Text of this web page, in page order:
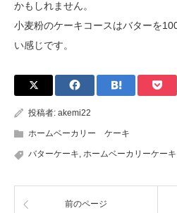
かもしれません。
小麦粉のケーキコースはバターを
い感じです。
投稿者: akemi22
ホームベーカリー ケーキ
バターケーキ, ホームベーカリーケーキ
前のページ